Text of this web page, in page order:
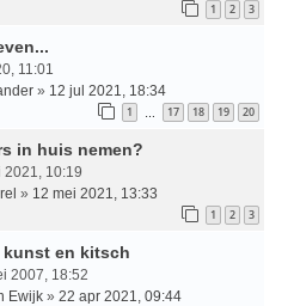
1 2 3
11:01
» 12 jul 2021, 18:34
1 … 17 18 19 20
in huis nemen?
2021, 10:19
» 12 mei 2021, 13:33
1 2 3
en kitsch
2007, 18:52
Ewijk » 22 apr 2021, 09:44